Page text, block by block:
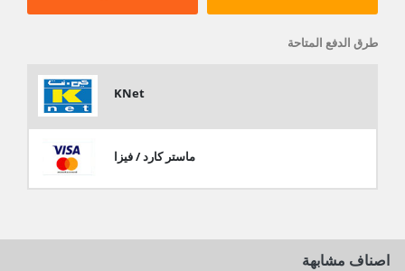
طرق الدفع المتاحة
KNet
ماستر كارد / فيزا
اصناف مشابهة